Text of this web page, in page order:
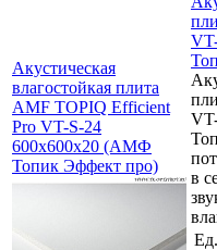
Акустическая
влагостойкая плита
AMF TOPIQ Efficient
Pro VT-S-24
600x600x20 (АМФ
Топик Эффект про)
в